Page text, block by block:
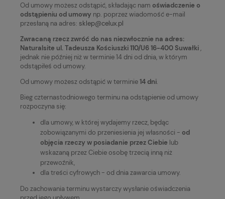
Od umowy możesz odstąpić, składając nam oświadczenie o
odstąpieniu od umowy np. poprzez wiadomość e-mail
przesłaną na adres: sklep@celux.pl
Zwracaną rzecz zwróć do nas niezwłocznie na adres:
Naturalsite ul. Tadeusza Kościuszki 110/U6 16-400 Suwałki,
jednak nie później niż w terminie 14 dni od dnia, w którym
odstąpiłeś od umowy.
Od umowy możesz odstąpić w terminie14 dni.
Bieg czternastodniowego terminu na odstąpienie od umowy
rozpoczyna się:
dla umowy, w której wydajemy rzecz, będąc
zobowiązanymi do przeniesienia jej własności - od
objęcia rzeczy w posiadanie przez Ciebie lub
wskazaną przez Ciebie osobę trzecią inną niż
przewoźnik,
dla treści cyfrowych - od dnia zawarcia umowy.
Do zachowania terminu wystarczy wysłanie oświadczenia